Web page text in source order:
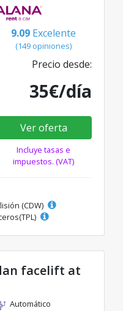
9.09 Excelente
(149 opiniones)
Precio desde:
35€/día
Ver oferta
Incluye tasas e
impuestos. (VAT)
(CDW)
facelift at
Automático